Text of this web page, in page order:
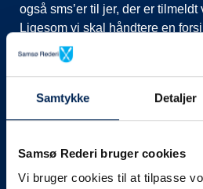
Samtykke Detaljer
Samsø Rederi bruger cookies
Vi bruger cookies til at tilpasse
også sms’er til jer, der er
Ligesom vi skal håndtere en
ved at lukke afgange i vores
nye afgange, ringe til
her på siden og ikke ringe eller
har mere at fortælle end I kan